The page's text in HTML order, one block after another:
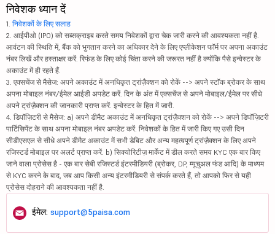
निवेशक ध्यान दें
1. निवेशकों के लिए सलाह
2. आईपीओ (IPO) को सब्सक्राइब करते समय निवेशकों द्वारा चेक जारी करने की आवश्यकता नहीं है.
आवंटन की स्थिति में, बैंक को भुगतान करने का अधिकार देने के लिए एप्लीकेशन फॉर्म पर अपना अकाउंट
नंबर लिखें और हस्ताक्षर करें. रिफंड के लिए कोई चिंता करने की जरूरत नहीं है क्योंकि पैसे इन्वेस्टर के
अकाउंट में ही रहते हैं.
3. एक्सचेंज से मैसेज: अपने अकाउंट में अनधिकृत ट्रांज़ैक्शन को रोकें --> अपने स्टॉक ब्रोकर के साथ
अपना मोबाइल नंबर/ईमेल आईडी अपडेट करें. दिन के अंत में एक्सचेंज से अपने मोबाइल/ईमेल पर सीधे
अपने ट्रांज़ैक्शन की जानकारी प्राप्त करें. इन्वेस्टर के हित में जारी.
4. डिपॉज़िटरी से मैसेज: a) अपने डीमैट अकाउंट में अनधिकृत ट्रांज़ैक्शन को रोकें --> अपने डिपॉज़िटरी
पार्टिसिपेंट के साथ अपना मोबाइल नंबर अपडेट करें. निवेशकों के हित में जारी किए गए उसी दिन
सीडीएसएल से सीधे अपने डीमैट अकाउंट में सभी डेबिट और अन्य महत्वपूर्ण ट्रांज़ैक्शन के लिए अपने
रजिस्टर्ड मोबाइल पर अलर्ट प्राप्त करें. b) सिक्योरिटीज़ मार्केट में डील करते समय KYC एक बार किए
जाने वाला प्रोसेस है - एक बार सेबी रजिस्टर्ड इंटरमीडियरी (ब्रोकर, DP, म्यूचुअल फंड आदि) के माध्यम
से KYC करने के बाद, जब आप किसी अन्य इंटरमीडियरी से संपर्क करते हैं, तो आपको फिर से यही
प्रोसेस दोहराने की आवश्यकता नहीं है.
ईमेल: support@5paisa.com